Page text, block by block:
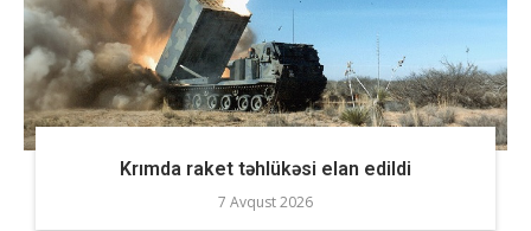
Krımda raket təhlükəsi elan edildi
7 Avqust 2026